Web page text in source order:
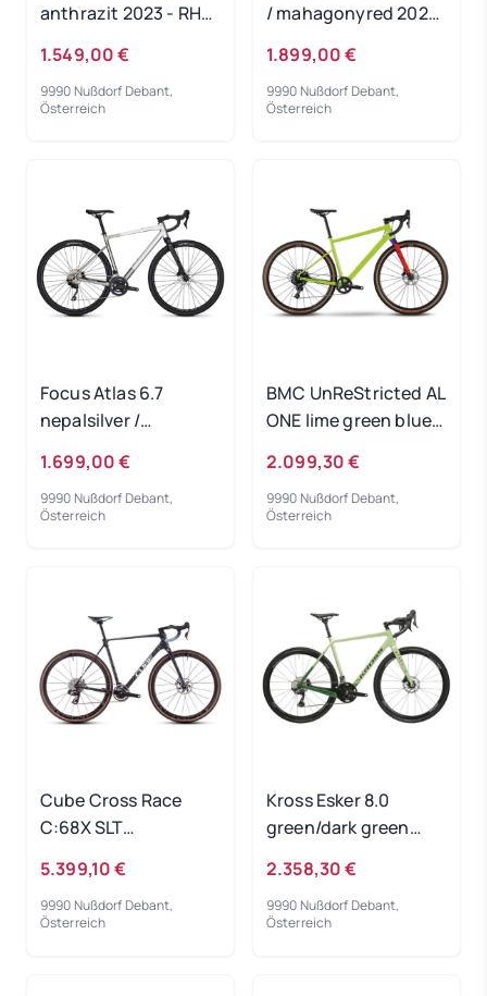
anthrazit 2023 - RH-
1.549,00 €
9990 Nußdorf Debant,
Österreich
/ mahagonyred 2024
1.899,00 €
9990 Nußdorf Debant,
Österreich
Focus Atlas 6.7
nepalsilver /
54 cm
1.699,00 €
9990 Nußdorf Debant,
Österreich
BMC UnReStricted AL
ONE lime green blue
2.099,30 €
9990 Nußdorf Debant,
Österreich
Cube Cross Race
C:68X SLT
2025 - RH 58 cm
5.399,10 €
9990 Nußdorf Debant,
Österreich
Kross Esker 8.0
green/dark green
2.358,30 €
9990 Nußdorf Debant,
Österreich